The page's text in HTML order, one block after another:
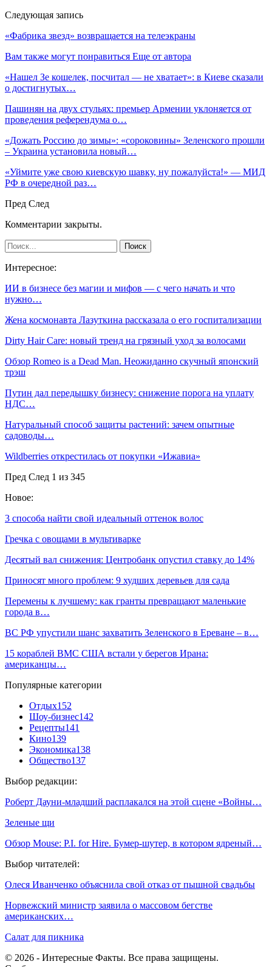
Следующая запись
«Фабрика звезд» возвращается на телеэкраны
Вам также могут понравиться Еще от автора
«Нашел Зе кошелек, посчитал — не хватает»: в Киеве сказали
о достигнутых…
Пашинян на двух стульях: премьер Армении уклоняется от
проведения референдума о…
«Дожать Россию до зимы»: «сороковины» Зеленского прошли
– Украина установила новый…
«Уймите уже свою киевскую шавку, ну пожалуйста!» — МИД
РФ в очередной раз…
Пред След
Комментарии закрыты.
Интересное:
ИИ в бизнесе без магии и мифов — с чего начать и что
нужно…
Жена космонавта Лазуткина рассказала о его госпитализации
Dirty Hair Care: новый тренд на грязный уход за волосами
Обзор Romeo is a Dead Man. Неожиданно скучный японский
трэш
Путин дал передышку бизнесу: снижение порога на уплату
НДС…
Натуральный способ защиты растений: зачем опытные
садоводы…
Wildberries открестилась от покупки «Ижавиа»
Пред След 1 из 345
Новое:
3 способа найти свой идеальный оттенок волос
Гречка с овощами в мультиварке
Десятый вал снижения: Центробанк опустил ставку до 14%
Приносят много проблем: 9 худших деревьев для сада
Перемены к лучшему: как гранты превращают маленькие
города в…
ВС РФ упустили шанс захватить Зеленского в Ереване – в…
15 кораблей ВМС США встали у берегов Ирана:
американцы…
Популярные категории
Отдых152
Шоу-бизнес142
Рецепты141
Кино139
Экономика138
Общество137
Выбор редакции:
Роберт Дауни-младший расплакался на этой сцене «Войны…
Зеленые щи
Обзор Mouse: P.I. for Hire. Бумер-шутер, в котором ядреный…
Выбор читателей:
Олеся Иванченко объяснила свой отказ от пышной свадьбы
Норвежский министр заявила о массовом бегстве
американских…
Салат для пикника
© 2026 - Интересные Факты. Все права защищены.